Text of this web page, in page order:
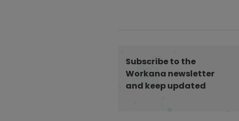
Subscribe to the
Workana newsletter
and keep updated